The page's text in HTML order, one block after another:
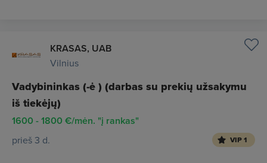
KRASAS, UAB
Vilnius
Vadybininkas (-ė ) (darbas su prekių užsakymu
iš tiekėjų)
1600 - 1800 €/mėn. "į rankas"
prieš 3 d. VIP 1